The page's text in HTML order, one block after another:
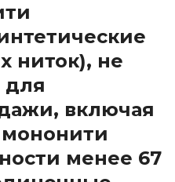
ниток), не
для
включая
менее 67